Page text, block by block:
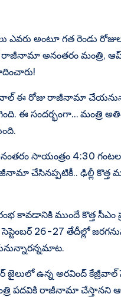
e
st
di
t
ఎవరు అంటూ గత రెండు
రాజీనామా అనంతరం మంత్రి, ఆప్
ఈ రోజు రాజీనామా
ఈ సందర్భంగా… మంత్రి
సాయంత్రం 4:30
చేసినప్పటికీ.. ఢిల్లీ కొత్త
కావడానికి ముందే కొత్త సీఎం
26-27 తేదీల్లో
ఉన్న అరవింద్
పదవికి రాజీనామా చేస్తానని